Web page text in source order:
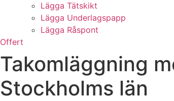
Lägga Tätskikt
Lägga Underlagspapp
Lägga Råspont
Offert
Takomläggning
Stockholms län